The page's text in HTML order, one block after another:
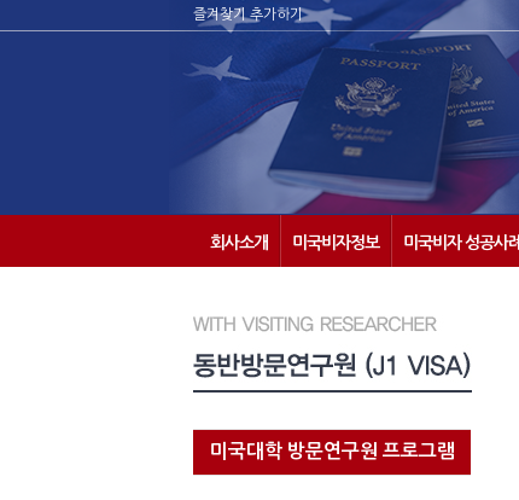
즐겨찾기 추가하기
회사소개 미국비자정보 미국비자 성공사례
미국대학 방문연구원 프로그램